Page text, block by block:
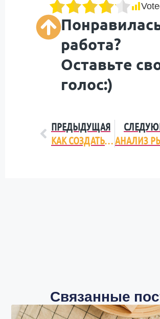
работа?
Оставьте
голос:)
ПРЕДЫДУЩАЯ
КАК СОЗДАТЬ ВИДЕОРОЛИК: ОСНОВНЫЕ ЭТАПЫ И ОСОБЕННОСТИ
Связанные